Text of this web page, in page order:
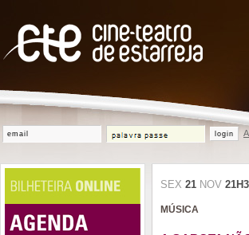
login
SEX 21 NOV
MÚSICA